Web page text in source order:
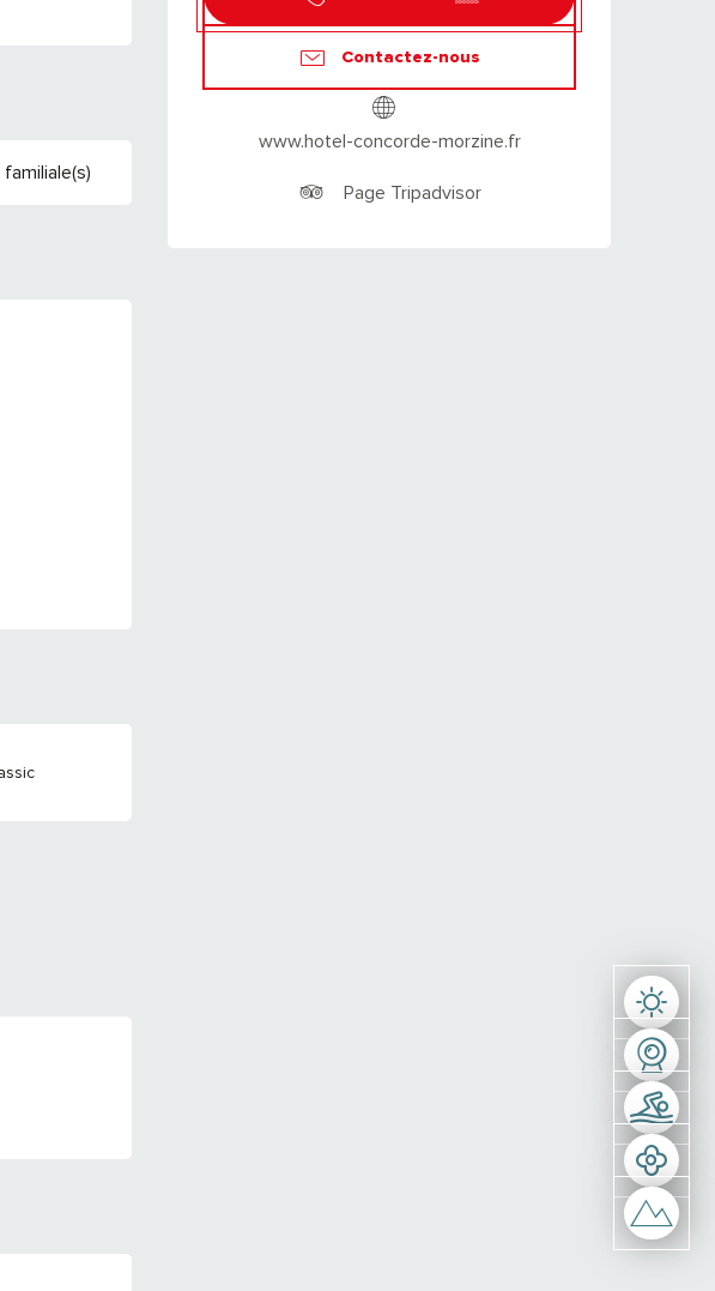
Contactez-nous
www.hotel-concorde-morzine.fr
Page Tripadvisor